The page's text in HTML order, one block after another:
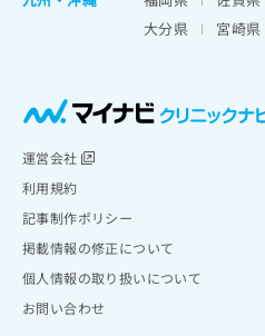
大分県
宮崎県
運営会社
利用規約
記事制作ポリシー
掲載情報の修正について
個人情報の取り扱いについて
お問い合わせ